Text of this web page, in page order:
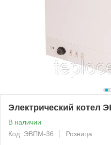
Электрический котел
В наличии
Код: ЭВПМ-36
Розница